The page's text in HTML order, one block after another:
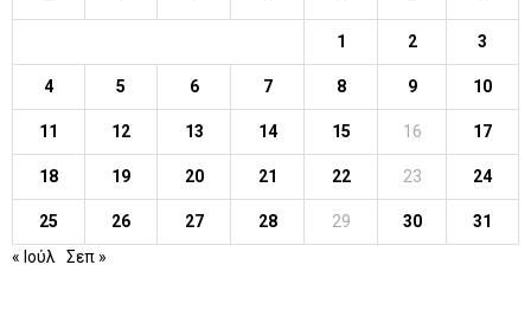
1 2 3
4 5 6 7 8 9 10
11 12 13 14 15 16 17
18 19 20 21 22 23 24
25 26 27 28 29 30
31
« Ιούλ
Σεπ »